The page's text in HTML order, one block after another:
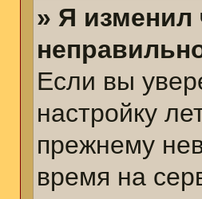
» Я изменил
Если вы
настройку
прежнему
время на